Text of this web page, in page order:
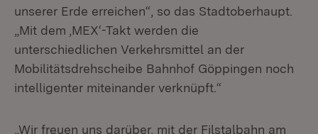
unserer Erde erreichen“, so das Stadtoberhaupt.
„Mit dem ‚MEX‘-Takt werden die
unterschiedlichen Verkehrsmittel an der
Mobilitätsdrehscheibe Bahnhof Göppingen noch
intelligenter miteinander verknüpft.“
„Wir freuen uns darüber, mit der Filstalbahn am